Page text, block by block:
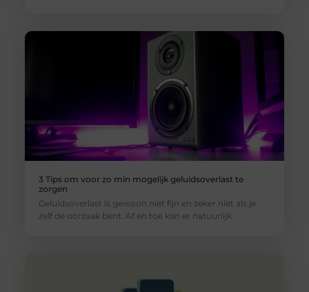
3 Tips om voor zo min mogelijk geluidsoverlast te
zorgen
Geluidsoverlast is gewoon niet fijn en zeker niet als je
zelf de oorzaak bent. Af en toe kan er natuurlijk